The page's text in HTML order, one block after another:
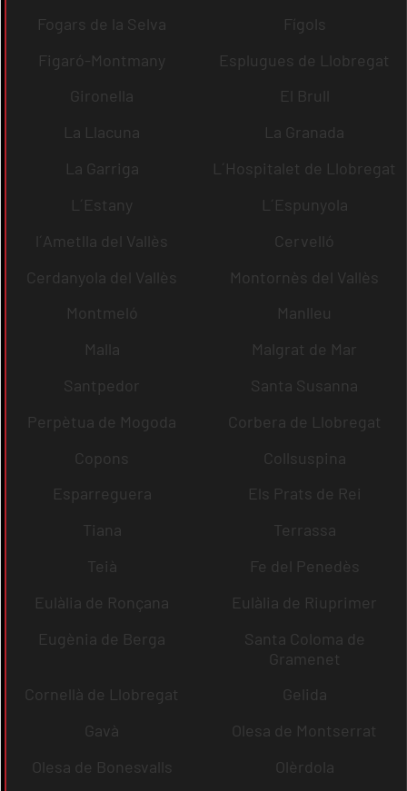
Fogars de la Selva
Fígols
Figaró-Montmany
Esplugues de Llobregat
Gironella
El Brull
La Llacuna
La Granada
La Garriga
L´Hospitalet de Llobregat
L´Estany
L´Espunyola
l´Ametlla del Vallès
Cervelló
Cerdanyola del Vallès
Montornès del Vallès
Montmeló
Manlleu
Malla
Malgrat de Mar
Santpedor
Santa Susanna
Perpètua de Mogoda
Corbera de Llobregat
Copons
Collsuspina
Esparreguera
Els Prats de Rei
Tiana
Terrassa
Teià
Fe del Penedès
Eulàlia de Ronçana
Eulàlia de Riuprimer
Eugènia de Berga
Santa Coloma de
Gramenet
Cornellà de Llobregat
Gelida
Gavà
Olesa de Montserrat
Olesa de Bonesvalls
Olèrdola